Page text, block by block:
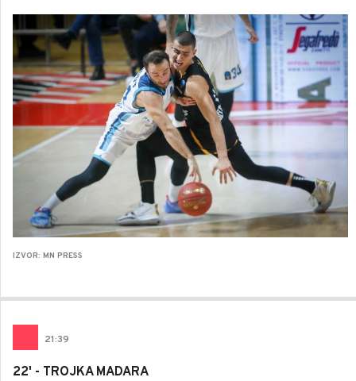
IZVOR: MN PRESS
21:39
22' - TROJKA MADARA